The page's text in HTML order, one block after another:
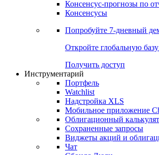
Портфели индексов Cbonds
Прогнозы
Консенсусы
Попробуйте7-дневный
Откройте глобальную базу
Получить доступ
Инструментарий
Портфель
Watchlist
Надстройка XLS
Мобильное приложение